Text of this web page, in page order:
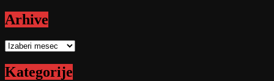
Arhive
Arhive
Kategorije